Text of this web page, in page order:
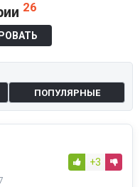
26
ПОПУЛЯРНЫЕ
+3